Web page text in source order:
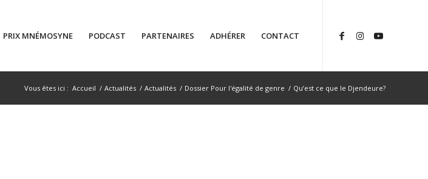
PRIX MNÉMOSYNE PODCAST PARTENAIRES ADHÉRER CONTACT
Vous êtes ici : Accueil / Actualités / Actualités / Dossier Pour l'égalité de genre / Qu’est ce que le Djendeure?